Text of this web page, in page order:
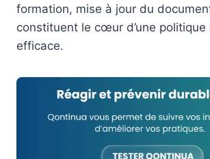
formation, mise à jour du
constituent le cœur d’une politique
efficace.